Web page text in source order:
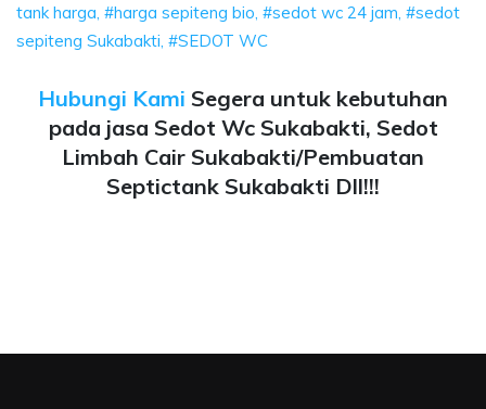
tank harga, #harga sepiteng bio, #sedot wc 24 jam, #sedot
sepiteng Sukabakti, #SEDOT WC
Hubungi Kami Segera untuk kebutuhan
pada jasa Sedot Wc Sukabakti, Sedot
Limbah Cair Sukabakti/Pembuatan
Septictank Sukabakti Dll!!!